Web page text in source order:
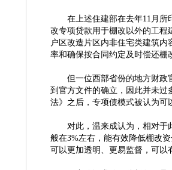
在上述住建部在去年11月所
改专项贷款用于棚改以外的工程
户区改造片区内非住宅类建筑
率和确保按合同约定及时偿还棚
但一位西部省份的地方财政
到官方文件的确立，因此并未过
法》之后，专项债模式被认为可
对此，温来成认为，相对于
般在3%左右，能有效降低棚改
可以更加透明、更易监督，可以